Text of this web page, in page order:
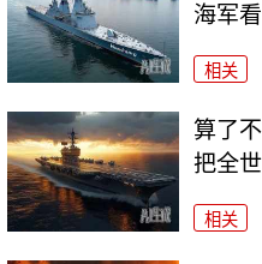
海军
相关
算了
把全
相关